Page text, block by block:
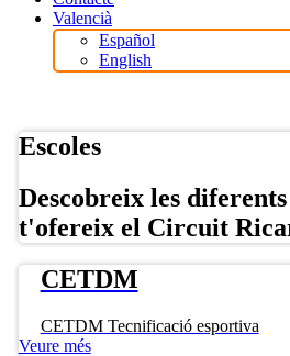
Valencià
Español
English
Escoles
Descobreix les diferents
t'ofereix el Circuit
CETDM
CETDM Tecnificació esportiva
Veure més